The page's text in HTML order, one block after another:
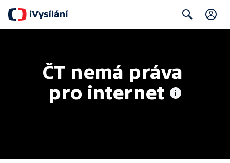
ČT nemá práva
pro internet